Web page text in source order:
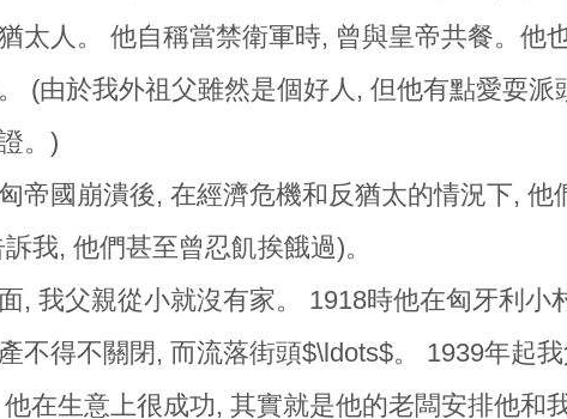
猶太人。 他自稱當禁衛軍時, 曾與皇帝共餐。他
(由於我外祖父雖然是個好人, 但他有點愛耍派
。)
帝國崩潰後, 在經濟危機和反猶太的情況下, 他
我, 他們甚至曾忍飢挨餓過)。
, 我父親從小就沒有家。 1918時他在匈牙利小
不得不關閉, 而流落街頭$\ldots$。 1939年起
在生意上很成功, 其實就是他的老闆安排他和